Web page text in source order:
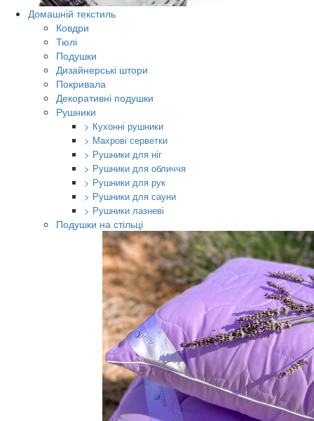
Домашній текстиль
Ковдри
Тюлі
Подушки
Дизайнерські штори
Покривала
Декоративні подушки
Рушники
> Кухонні рушники
> Махрові серветки
> Рушники для ніг
> Рушники для обличчя
> Рушники для рук
> Рушники для сауни
> Рушники лазневі
Подушки на стільці